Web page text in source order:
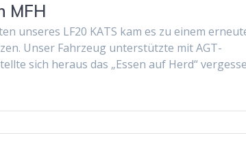
MFH
unseres LF20 KATS kam es zu einem
Unser Fahrzeug unterstützte mit AGT-
sich heraus das „Essen auf Herd“